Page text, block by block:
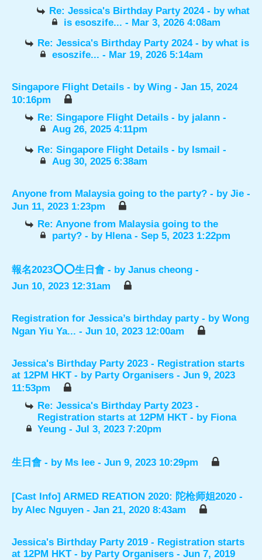
Re: Jessica's Birthday Party 2024 - bywhat
is esoszife... - Mar 3, 2026 4:08am
Re: Jessica's Birthday Party 2024 - bywhat is
esoszife... - Mar 19, 2026 5:14am
Singapore Flight Details - by Wing - Jan 15, 2024
10:16pm
Re: Singapore Flight Details - by jalann -
Aug 26, 2025 4:11pm
Re: Singapore Flight Details - by Ismail -
Aug 30, 2025 6:38am
Anyone from Malaysia going to the party? - by Jie -
Jun 11, 2023 1:23pm
Re: Anyone from Malaysia going to the
party? - by Hlena- Sep 5, 2023 1:22pm
報名2023⭕️⭕️生日會 - by Janus cheong -
Jun 10, 2023 12:31am
Registration for Jessica’s birthday party - by Wong
Ngan Yiu Ya... - Jun 10, 2023 12:00am
Jessica's Birthday Party 2023 - Registration starts
at 12PM HKT - by Party Organisers - Jun 9, 2023
11:53pm
Re: Jessica's Birthday Party 2023 -
Registration starts at 12PM HKT - by Fiona
Yeung - Jul 3, 2023 7:20pm
生日會 - by Ms lee - Jun 9, 2023 10:29pm
[Cast Info] ARMED REATION 2020: 陀枪师姐2020 -
byAlec Nguyen - Jan 21, 2020 8:43am
Jessica's Birthday Party 2019 - Registration starts
at 12PM HKT - by Party Organisers - Jun 7, 2019